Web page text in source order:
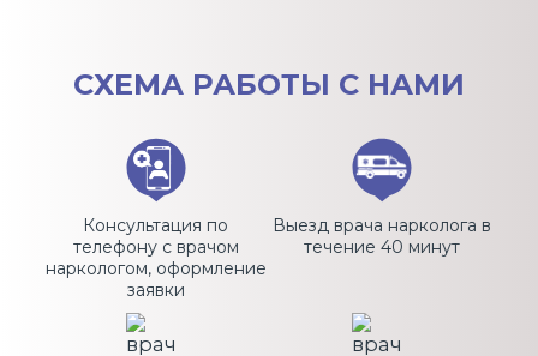
СХЕМА РАБОТЫ С НАМИ
Консультация по
телефону с врачом
наркологом, оформление
заявки
Выезд врача нарколога в
течение 40 минут